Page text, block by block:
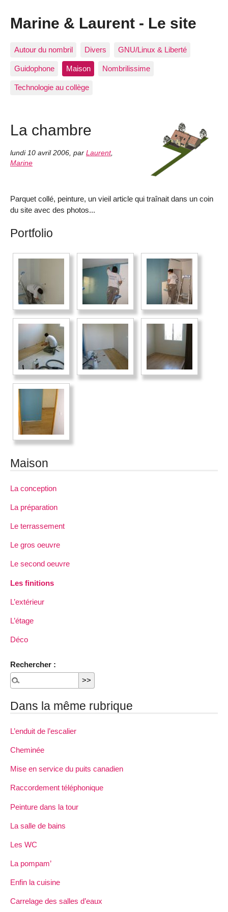
Marine & Laurent - Le site
Autour du nombril Divers GNU/Linux & Liberté
Guidophone Maison Nombrilissime
Technologie au collège
La chambre
lundi 10 avril 2006 par Laurent,
Marine
Parquet collé, peinture, un vieil article qui traînait dans un coin
du site avec des photos...
Portfolio
Maison
La conception
La préparation
Le terrassement
Le gros oeuvre
Le second oeuvre
Les finitions
L’extérieur
L’étage
Déco
Rechercher :
Dans la même rubrique
L’enduit de l’escalier
Cheminée
Mise en service du puits canadien
Raccordement téléphonique
Peinture dans la tour
La salle de bains
Les WC
La pompam’
Enfin la cuisine
Carrelage des salles d’eaux